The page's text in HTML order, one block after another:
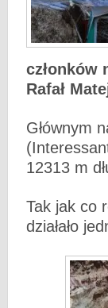
członków
Rafał
Głównym
12313 m
Tak jak co
działało